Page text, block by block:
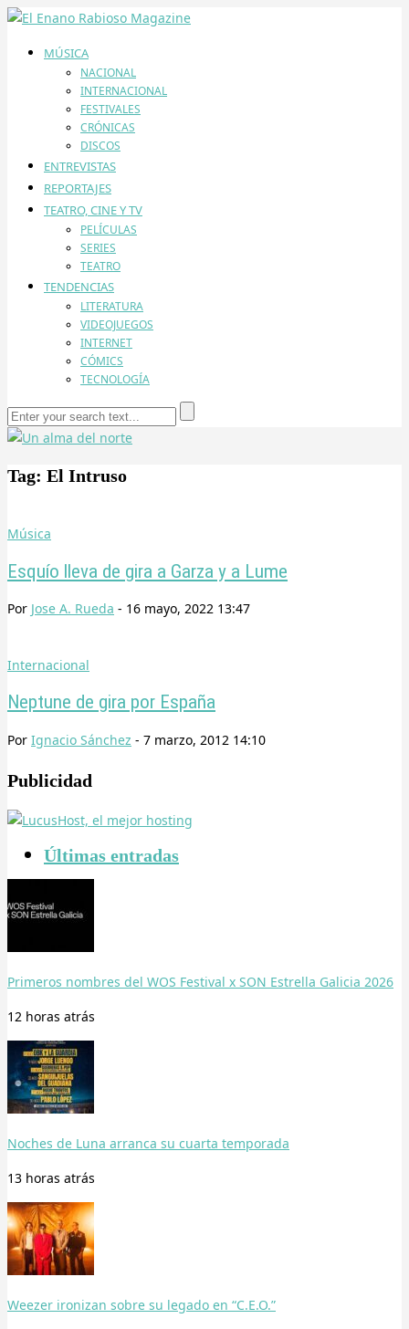
MÚSICA
NACIONAL
INTERNACIONAL
FESTIVALES
CRÓNICAS
DISCOS
ENTREVISTAS
REPORTAJES
TEATRO, CINE Y TV
PELÍCULAS
SERIES
TEATRO
TENDENCIAS
LITERATURA
VIDEOJUEGOS
INTERNET
CÓMICS
TECNOLOGÍA
Tag: El Intruso
Música
Esquío lleva de gira a Garza y a Lume
Por Jose A. Rueda - 16 mayo, 2022 13:47
Internacional
Neptune de gira por España
Por Ignacio Sánchez - 7 marzo, 2012 14:10
Publicidad
Últimas entradas
Primeros nombres del WOS Festival x SON Estrella Galicia 2026
12 horas atrás
Noches de Luna arranca su cuarta temporada
13 horas atrás
Weezer ironizan sobre su legado en “C.E.O.”